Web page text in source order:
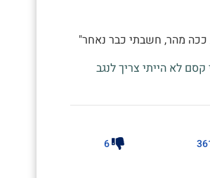
ככה מהר, חשבתי כבר נאחר"
קסם לא הייתי צריך לנגב
6